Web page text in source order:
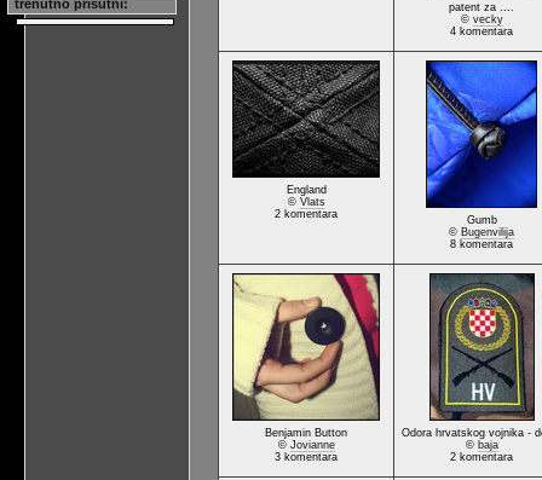
trenutno prisutni:
patent za ....
© vecky
4 komentara
England
© Vlats
2 komentara
Gumb
© Bugenvilija
8 komentara
Benjamin Button
© Jovianne
3 komentara
Odora hrvatskog vojnika -
© baja
2 komentara